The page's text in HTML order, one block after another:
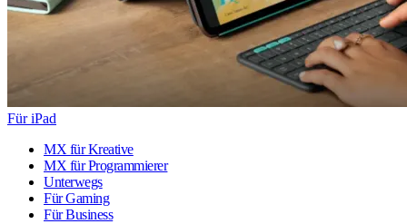
Für iPad
MX für Kreative
MX für Programmierer
Unterwegs
Für Gaming
Für Business